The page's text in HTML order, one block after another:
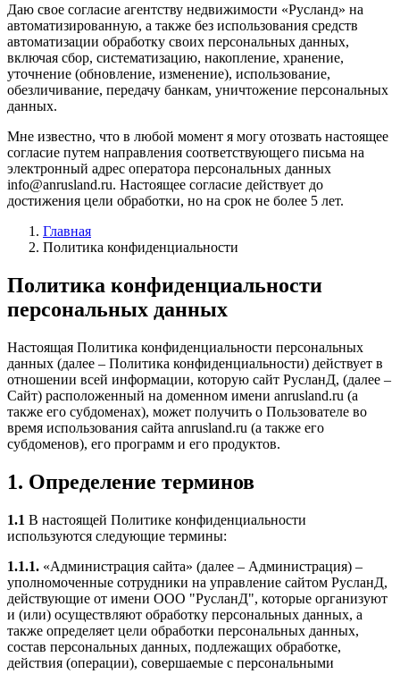
Даю свое согласие агентству недвижимости «Русланд» на
автоматизированную, а также без использования средств
автоматизации обработку своих персональных данных,
включая сбор, систематизацию, накопление, хранение,
уточнение (обновление, изменение), использование,
обезличивание, передачу банкам, уничтожение персональных
данных.
Мне известно, что в любой момент я могу отозвать настоящее
согласие путем направления соответствующего письма на
электронный адрес оператора персональных данных
info@anrusland.ru. Настоящее согласие действует до
достижения цели обработки, но на срок не более 5 лет.
Главная
Политика конфиденциальности
Политика конфиденциальности
персональных данных
Настоящая Политика конфиденциальности персональных
данных (далее – Политика конфиденциальности) действует в
отношении всей информации, которую сайт РусланД, (далее –
Сайт) расположенный на доменном имени anrusland.ru (а
также его субдоменах), может получить о Пользователе во
время использования сайта anrusland.ru (а также его
субдоменов), его программ и его продуктов.
1. Определение терминов
1.1 В настоящей Политике конфиденциальности
используются следующие термины:
1.1.1. «Администрация сайта» (далее – Администрация) –
уполномоченные сотрудники на управление сайтом РусланД,
действующие от имени ООО "РусланД", которые организуют
и (или) осуществляют обработку персональных данных, а
также определяет цели обработки персональных данных,
состав персональных данных, подлежащих обработке,
действия (операции), совершаемые с персональными